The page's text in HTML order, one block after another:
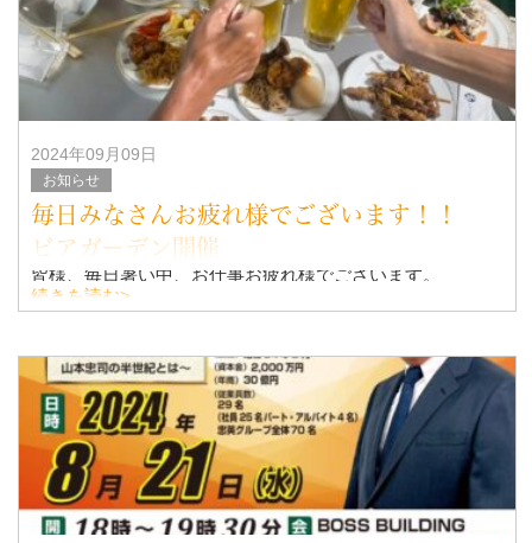
2024年09月09日
お知らせ
毎日みなさんお疲れ様でございます！！
ビアガーデン開催
皆様、毎日暑い中、お仕事お疲れ様でございます。
この暑さを乗り切るべく暑気払いの会を都ホテルのビアガ
去年と同じ場所となります。
日時 9月5日(木) 19時～
続きを読む>